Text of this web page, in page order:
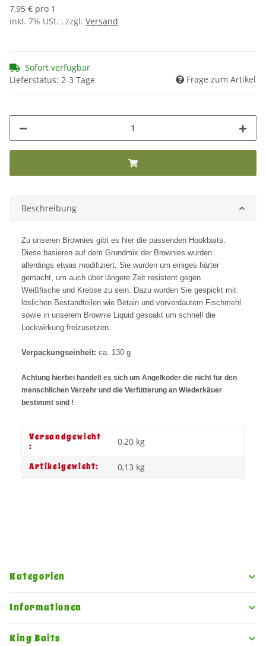
7,95 € pro 1
inkl. 7% USt. , zzgl. Versand
Sofort verfügbar
Lieferstatus: 2-3 Tage
Frage zum Artikel
Beschreibung
Zu unseren Brownies gibt es hier die passenden Hookbaits.
Diese basieren auf dem Grundmix der Brownies wurden
allerdings etwas modifiziert. Sie wurden um einiges härter
gemacht, um auch über längere Zeit resistent gegen
Weißfische und Krebse zu sein. Dazu wurden Sie gespickt mit
löslichen Bestandteilen wie Betain und vorverdautem Fischmehl
sowie in unserem Brownie Liquid gesoakt um schnell die
Lockwirkung freizusetzen.
Verpackungseinheit: ca. 130 g
Achtung hierbei handelt es sich um Angelköder die nicht für den
menschlichen Verzehr und die Verfütterung an Wiederkäuer
bestimmt sind !
Versandgewicht
:
0,20 kg
Artikelgewicht: 0,13 kg
Kategorien
Informationen
King Baits